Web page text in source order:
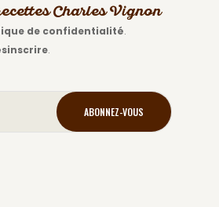
Charles Vignon
de confidentialité.
.